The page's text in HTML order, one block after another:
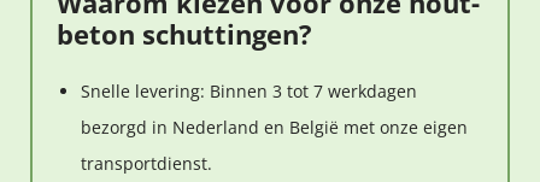
beton schuttingen?
Snelle levering: Binnen 3 tot 7 werkdagen
bezorgd in Nederland en België met onze eigen
transportdienst.